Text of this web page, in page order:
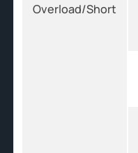
Overload/Short